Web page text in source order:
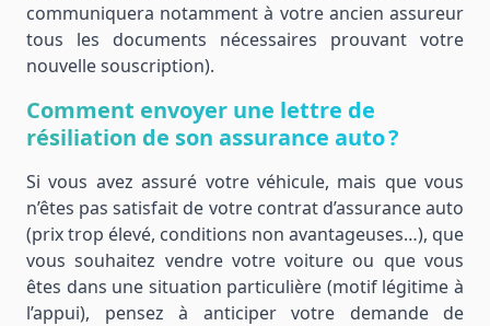
communiquera notamment à votre ancien assureur
tous les documents nécessaires prouvant votre
nouvelle souscription).
Comment envoyer une lettre de
résiliation de son assurance auto ?
Si vous avez assuré votre véhicule, mais que vous
n’êtes pas satisfait de votre contrat d’assurance auto
(prix trop élevé, conditions non avantageuses…), que
vous souhaitez vendre votre voiture ou que vous
êtes dans une situation particulière (motif légitime à
l’appui), pensez à anticiper votre demande de